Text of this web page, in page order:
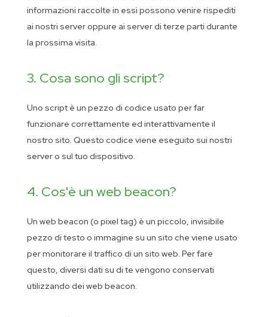
informazioni raccolte in essi possono venire rispediti
ai nostri server oppure ai server di terze parti durante
la prossima visita.
3. Cosa sono gli script?
Uno script è un pezzo di codice usato per far
funzionare correttamente ed interattivamente il
nostro sito. Questo codice viene eseguito sui nostri
server o sul tuo dispositivo.
4. Cos'è un web beacon?
Un web beacon (o pixel tag) è un piccolo, invisibile
pezzo di testo o immagine su un sito che viene usato
per monitorare il traffico di un sito web. Per fare
questo, diversi dati su di te vengono conservati
utilizzando dei web beacon.